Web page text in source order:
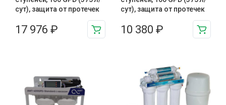
сут), защита от протечек
17 976 ₽
сут), защита от протечек
10 380 ₽